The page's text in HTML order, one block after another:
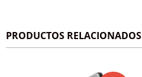
PRODUCTOS RELACIONADOS